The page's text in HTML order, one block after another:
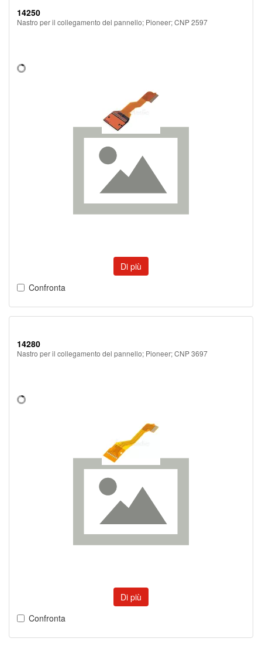
14250
Nastro per il collegamento del pannello; Pioneer; CNP 2597
Di più
Confronta
14280
Nastro per il collegamento del pannello; Pioneer; CNP 3697
Di più
Confronta